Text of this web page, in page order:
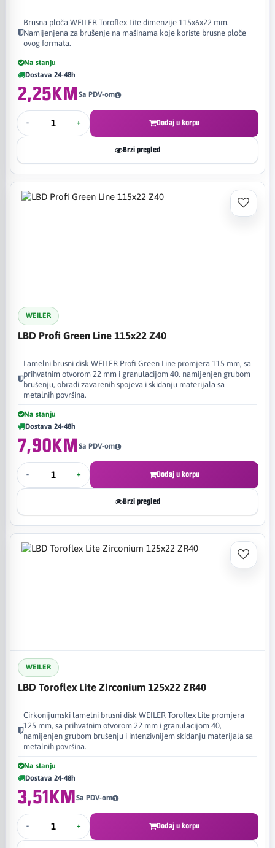
Brusna ploča WEILER Toroflex Lite dimenzije 115x6x22 mm.
Namijenjena za brušenje na mašinama koje koriste brusne ploče
ovog formata.
Na stanju
Dostava 24-48h
2,25KMSa PDV-om
- + Dodaj u korpu
Brzi pregled
WEILER
LBD Profi Green Line 115x22 Z40
Lamelni brusni disk WEILER Profi Green Line promjera 115 mm, sa
prihvatnim otvorom 22 mm i granulacijom 40, namijenjen grubom
brušenju, obradi zavarenih spojeva i skidanju materijala sa
metalnih površina.
Na stanju
Dostava 24-48h
7,90KMSa PDV-om
- + Dodaj u korpu
Brzi pregled
WEILER
LBD Toroflex Lite Zirconium 125x22 ZR40
Cirkonijumski lamelni brusni disk WEILER Toroflex Lite promjera
125 mm, sa prihvatnim otvorom 22 mm i granulacijom 40,
namijenjen grubom brušenju i intenzivnijem skidanju materijala sa
metalnih površina.
Na stanju
Dostava 24-48h
3,51KMSa PDV-om
- + Dodaj u korpu